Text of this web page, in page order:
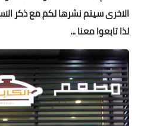
الاخرى سيتم نشرها لكم مع ذكر
لذا تابعوا معنا ...